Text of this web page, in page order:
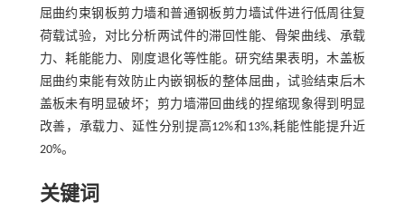
屈曲约束钢板剪力墙和普通钢板剪力墙试件进行低周往复
荷载试验，对比分析两试件的滞回性能、骨架曲线、承载
力、耗能能力、刚度退化等性能。研究结果表明，木盖板
屈曲约束能有效防止内嵌钢板的整体屈曲，试验结束后木
盖板未有明显破坏；剪力墙滞回曲线的捏缩现象得到明显
改善，承载力、延性分别提高12%和13%,耗能性能提升近
20%。
关键词